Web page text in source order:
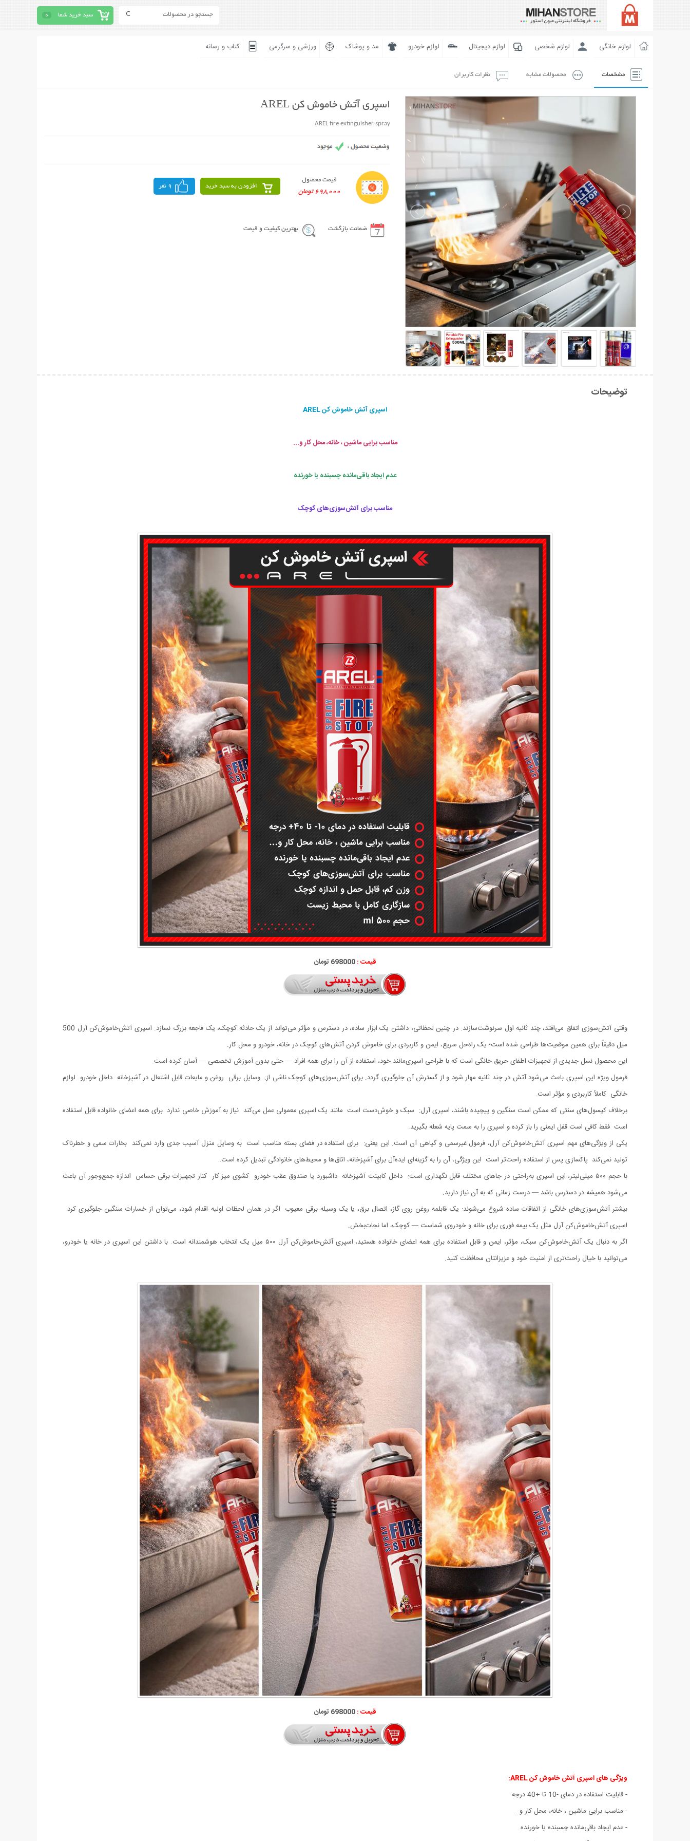
سبد خرید شما 0
لوازم خانگی لوازم شخصی لوازم دیجیتال لوازم خودرو مد و پوشاک ورزشی و سرگرمی کتاب و رسانه
مشخصات محصولات مشابه نظرات کاربران
اسپری آتش خاموش کن AREL
AREL fire extinguisher spray
قیمت محصول
698,000 تومان
افزودن به سبد خرید 9 نفر
ضمانت بازگشت بهترین کیفیت و قیمت
توضیحات
اسپری آتش خاموش کن AREL
مناسب برایی ماشین ، خانه، محل کار و...
عدم ایجاد باقی‌مانده چسبنده یا خورنده
مناسب برای آتش‌سوزی‌های کوچک
قیمت :698000 تومان
وقتی آتش‌سوزی اتفاق می‌افتد، چند ثانیه اول سرنوشت‌سازند. در چنین لحظاتی، داشتن یک ابزار ساده، در دسترس و مؤثر می‌تواند از یک حادثه کوچک، یک فاجعه بزرگ نسازد. اسپری آتش‌خاموش‌کن آرل 500
میل دقیقاً برای همین موقعیت‌ها طراحی شده است؛ یک راه‌حل سریع، ایمن و کاربردی برای خاموش کردن آتش‌های کوچک در خانه، خودرو و محل کار.
این محصول نسل جدیدی از تجهیزات اطفای حریق خانگی است که با طراحی اسپری‌مانند خود، استفاده از آن را برای همه افراد — حتی بدون آموزش تخصصی — آسان کرده است.
فرمول ویژه این اسپری باعث می‌شود آتش در چند ثانیه مهار شود و از گسترش آن جلوگیری گردد. برای آتش‌سوزی‌های کوچک ناشی از: وسایل برقی روغن و مایعات قابل اشتعال در آشپزخانه داخل خودرو لوازم
خانگی کاملاً کاربردی و مؤثر است.
برخلاف کپسول‌های سنتی که ممکن است سنگین و پیچیده باشند، اسپری آرل: سبک و خوش‌دست است مانند یک اسپری معمولی عمل می‌کند نیاز به آموزش خاصی ندارد برای همه اعضای خانواده قابل استفاده
است فقط کافی است قفل ایمنی را باز کرده و اسپری را به سمت پایه شعله بگیرید.
یکی از ویژگی‌های مهم اسپری آتش‌خاموش‌کن آرل، فرمول غیرسمی و گیاهی آن است. این یعنی: برای استفاده در فضای بسته مناسب است به وسایل منزل آسیب جدی وارد نمی‌کند بخارات سمی و خطرناک
تولید نمی‌کند پاکسازی پس از استفاده راحت‌تر است این ویژگی، آن را به گزینه‌ای ایده‌آل برای آشپزخانه، اتاق‌ها و محیط‌های خانوادگی تبدیل کرده است.
با حجم ۵۰۰ میلی‌لیتر، این اسپری به‌راحتی در جاهای مختلف قابل نگهداری است: داخل کابینت آشپزخانه داشبورد یا صندوق عقب خودرو کشوی میز کار کنار تجهیزات برقی حساس اندازه جمع‌وجور آن باعث
می‌شود همیشه در دسترس باشد — درست زمانی که به آن نیاز دارید.
بیشتر آتش‌سوزی‌های خانگی از اتفاقات ساده شروع می‌شوند: یک قابلمه روغن روی گاز، اتصال برق، یا یک وسیله برقی معیوب. اگر در همان لحظات اولیه اقدام شود، می‌توان از خسارات سنگین جلوگیری کرد.
اسپری آتش‌خاموش‌کن آرل مثل یک بیمه فوری برای خانه و خودروی شماست — کوچک، اما نجات‌بخش.
اگر به دنبال یک آتش‌خاموش‌کن سبک، مؤثر، ایمن و قابل استفاده برای همه اعضای خانواده هستید، اسپری آتش‌خاموش‌کن آرل ۵۰۰ میل یک انتخاب هوشمندانه است. با داشتن این اسپری در خانه یا خودرو،
می‌توانید با خیال راحت‌تری از امنیت خود و عزیزانتان محافظت کنید.
قیمت :698000 تومان
ویژگی های اسپری آتش خاموش کن AREL:
- قابلیت استفاده در دمای -10 تا +40 درجه
- مناسب برایی ماشین ، خانه، محل کار و...
- عدم ایجاد باقی‌مانده چسبنده یا خورنده